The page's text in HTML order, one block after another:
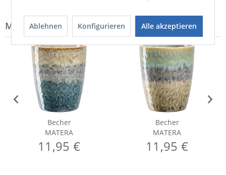
Modell-Familie: MATERA
Becher
MATERA
11,95 €
Becher
MATERA
11,95 €
Ablehnen Konfigurieren Alle akzeptieren